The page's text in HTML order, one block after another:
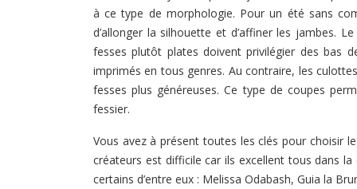
à ce type de morphologie. Pour un été sans
d’allonger la silhouette et d’affiner les jambes.
fesses plutôt plates doivent privilégier des bas
imprimés en tous genres. Au contraire, les
fesses plus généreuses. Ce type de coupes
fessier.
Vous avez à présent toutes les clés pour choisir
créateurs est difficile car ils excellent tous dans
certains d’entre eux : Melissa Odabash, Guia la